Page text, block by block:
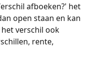
afboeken?' het
open staan en kan
verschil ook
rente,